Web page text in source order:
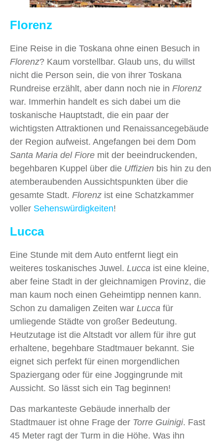
Florenz
Eine Reise in die Toskana ohne einen Besuch in
Florenz? Kaum vorstellbar. Glaub uns, du willst
nicht die Person sein, die von ihrer Toskana
Rundreise erzählt, aber dann noch nie in Florenz
war. Immerhin handelt es sich dabei um die
toskanische Hauptstadt, die ein paar der
wichtigsten Attraktionen und Renaissancegebäude
der Region aufweist. Angefangen bei dem Dom
Santa Maria del Fiore mit der beeindruckenden,
begehbaren Kuppel über die Uffizien bis hin zu den
atemberaubenden Aussichtspunkten über die
gesamte Stadt. Florenz ist eine Schatzkammer
voller Sehenswürdigkeiten!
Lucca
Eine Stunde mit dem Auto entfernt liegt ein
weiteres toskanisches Juwel. Lucca ist eine kleine,
aber feine Stadt in der gleichnamigen Provinz, die
man kaum noch einen Geheimtipp nennen kann.
Schon zu damaligen Zeiten war Lucca für
umliegende Städte von großer Bedeutung.
Heutzutage ist die Altstadt vor allem für ihre gut
erhaltene, begehbare Stadtmauer bekannt. Sie
eignet sich perfekt für einen morgendlichen
Spaziergang oder für eine Joggingrunde mit
Aussicht. So lässt sich ein Tag beginnen!
Das markanteste Gebäude innerhalb der
Stadtmauer ist ohne Frage der Torre Guinigi. Fast
45 Meter ragt der Turm in die Höhe. Was ihn